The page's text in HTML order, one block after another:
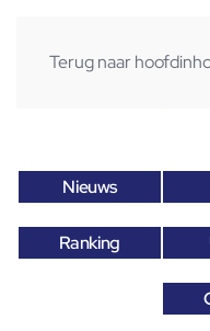
Terug naar
Nieuws
Ranking